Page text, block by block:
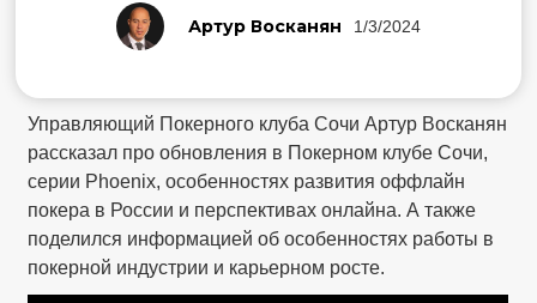
Артур Восканян 1/3/2024
Управляющий Покерного клуба Сочи Артур Восканян
рассказал про обновления в Покерном клубе Сочи,
серии Phoenix, особенностях развития оффлайн
покера в России и перспективах онлайна. А также
поделился информацией об особенностях работы в
покерной индустрии и карьерном росте.